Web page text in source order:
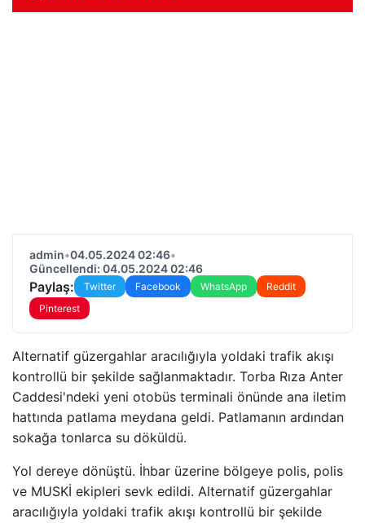
admin•04.05.2024 02:46•
Güncellendi: 04.05.2024 02:46
Paylaş: Twitter Facebook WhatsApp
Reddit
Pinterest
Alternatif güzergahlar aracılığıyla yoldaki trafik akışı
kontrollü bir şekilde sağlanmaktadır. Torba Rıza Anter
Caddesi'ndeki yeni otobüs terminali önünde ana iletim
hattında patlama meydana geldi. Patlamanın ardından
sokağa tonlarca su döküldü.
Yol dereye dönüştü. İhbar üzerine bölgeye polis, polis
ve MUSKİ ekipleri sevk edildi. Alternatif güzergahlar
aracılığıyla yoldaki trafik akışı kontrollü bir şekilde